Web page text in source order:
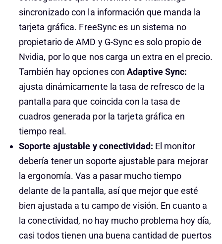
sincronizado con la información que manda la
tarjeta gráfica. FreeSync es un sistema no
propietario de AMD y G-Sync es solo propio de
Nvidia, por lo que nos carga un extra en el precio.
También hay opciones conAdaptive Sync:
ajusta dinámicamente la tasa de refresco de la
pantalla para que coincida con la tasa de
cuadros generada por la tarjeta gráfica en
tiempo real.
Soporte ajustable y conectividad: El monitor
debería tener un soporte ajustable para mejorar
la ergonomía. Vas a pasar mucho tiempo
delante de la pantalla, así que mejor que esté
bien ajustada a tu campo de visión. En cuanto a
la conectividad, no hay mucho problema hoy día,
casi todos tienen una buena cantidad de puertos